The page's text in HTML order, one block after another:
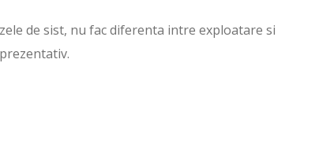
de sist, nu fac diferenta intre exploatare si